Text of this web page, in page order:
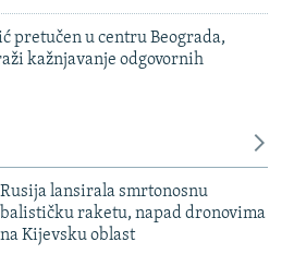
pretučen u centru Beograda,
kažnjavanje odgovornih
Rusija lansirala smrtonosnu
balističku raketu, napad dronovima
na Kijevsku oblast